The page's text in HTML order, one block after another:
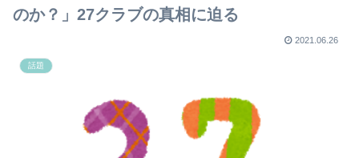
【朗報】巨乳ヒロインさん、主人公の股間に乳を押し当ててしまうwwwww
のか？」27クラブの真相に迫る
2021.06.26
話題